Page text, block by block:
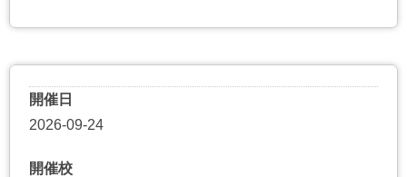
開催日
2026-09-24
開催校